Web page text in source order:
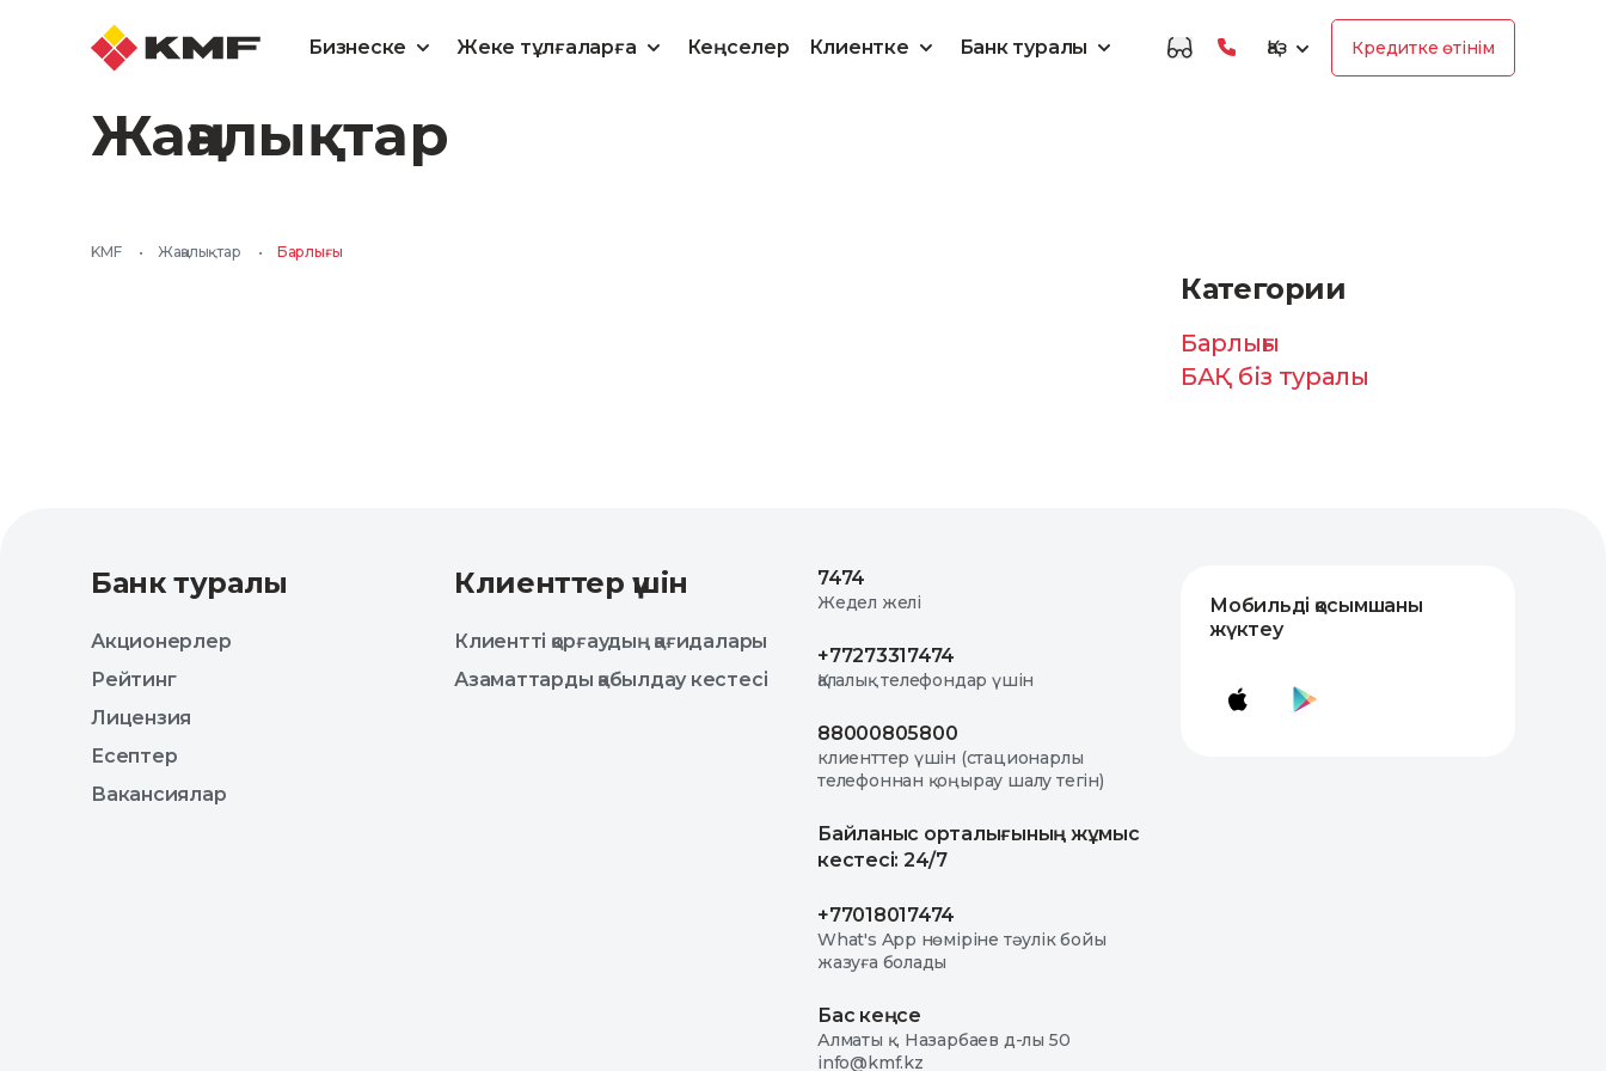
Бизнеске Жеке тұлғаларға Кеңселер Клиентке Банк туралы Қаз Кредитке өтінім
Жаңалықтар
KMF • Жаңалықтар • Барлығы
Категории
Барлығы
БАҚ біз туралы
Банк туралы
Акционерлер
Рейтинг
Лицензия
Есептер
Вакансиялар
Клиенттер үшін
Клиентті қорғаудың қағидалары
Азаматтарды қабылдау кестесі
7474
Жедел желі
+77273317474
Қалалық телефондар үшін
88000805800
клиенттер үшін (стационарлы
телефоннан қоңырау шалу тегін)
Байланыс орталығының жұмыс
кестесі: 24/7
+77018017474
What's App нөміріне тәулік бойы
жазуға болады
Бас кеңсе
Алматы қ. Назарбаев д-лы 50
info@kmf.kz
Мобильді қосымшаны
жүктеу